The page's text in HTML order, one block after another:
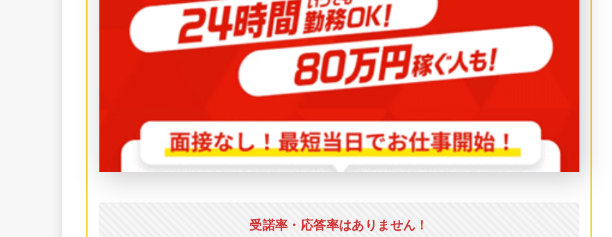
受諾率・応答率はありません！